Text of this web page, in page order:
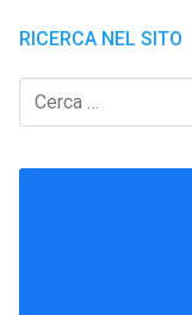
RICERCA NEL SITO
Cerca: